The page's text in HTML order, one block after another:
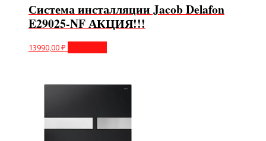
Система инсталляции Jacob Delafon
E29025-NF АКЦИЯ!!!
13990,00₽